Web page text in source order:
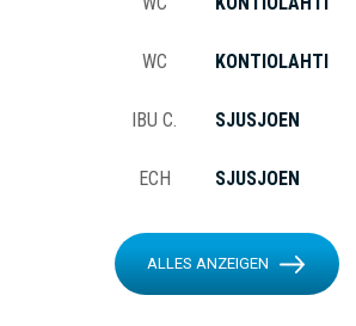
WC KONTIOLAHTI
IBU C. SJUSJOEN
ECH SJUSJOEN
ALLES ANZEIGEN